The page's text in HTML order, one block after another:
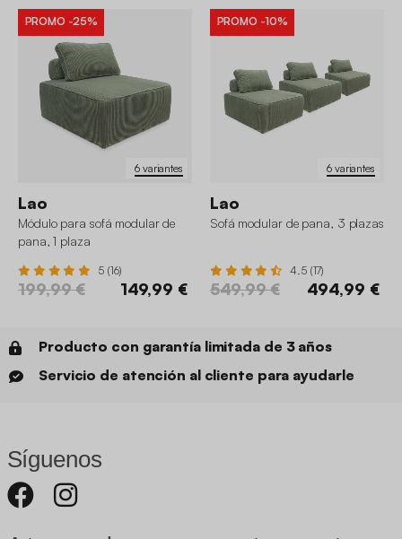
6 variantes
PROMO -25%
Lao
Módulo para sofá modular de
pana, 1 plaza
5 (16)
199,99 € 149,99 €
6 variantes
PROMO -10%
Lao
Sofá modular de pana, 3 plazas
4.5 (17)
549,99 € 494,99 €
Producto con garantía limitada de 3 años
Servicio de atención al cliente para ayudarle
Síguenos